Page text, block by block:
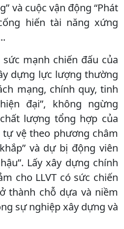
và cuộc vận động “Phát
hiến tài năng xứng
mạnh chiến đấu của
dựng lực lượng thường
mạng, chính quy, tinh
đại”, không ngừng
lượng tổng hợp của
vệ theo phương châm
và dự bị động viên
Lấy xây dựng chính
cho LLVT có sức chiến
thành chỗ dựa và niềm
sự nghiệp xây dựng và